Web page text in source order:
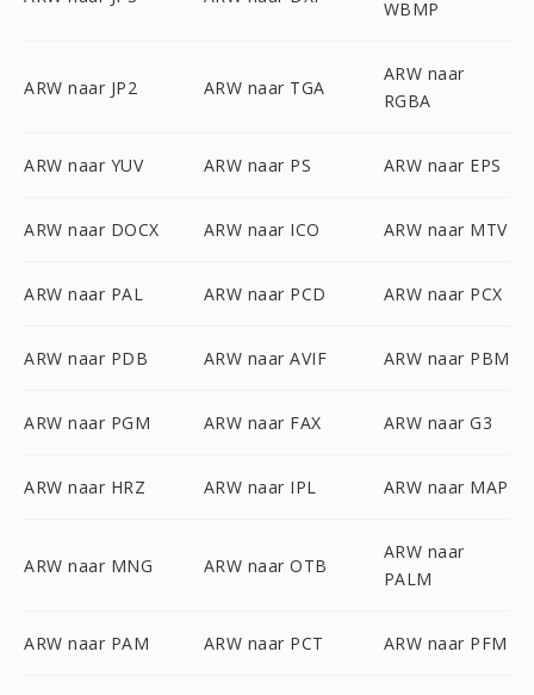
WBMP
ARW naar JP2 ARW naar TGA
ARW naar
RGBA
ARW naar YUV ARW naar PS ARW naar EPS
ARW naar DOCX ARW naar ICO ARW naar MTV
ARW naar PAL ARW naar PCD ARW naar PCX
ARW naar PDB ARW naar AVIF ARW naar PBM
ARW naar PGM ARW naar FAX ARW naar G3
ARW naar HRZ ARW naar IPL ARW naar MAP
ARW naar MNG ARW naar OTB
ARW naar
PALM
ARW naar PAM ARW naar PCT ARW naar PFM